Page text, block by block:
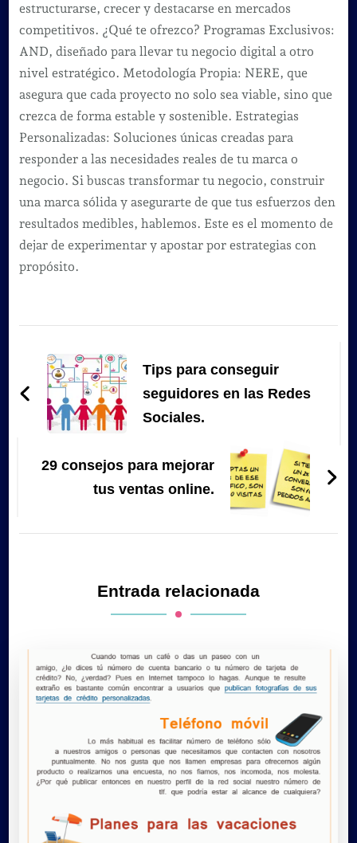
estructurarse, crecer y destacarse en mercados
competitivos. ¿Qué te ofrezco? Programas Exclusivos:
AND, diseñado para llevar tu negocio digital a otro
nivel estratégico. Metodología Propia: NERE, que
asegura que cada proyecto no solo sea viable, sino que
crezca de forma estable y sostenible. Estrategias
Personalizadas: Soluciones únicas creadas para
responder a las necesidades reales de tu marca o
negocio. Si buscas transformar tu negocio, construir
una marca sólida y asegurarte de que tus esfuerzos den
resultados medibles, hablemos. Este es el momento de
dejar de experimentar y apostar por estrategias con
propósito.
de
entradas
Tips para conseguir
seguidores en las Redes
Sociales.
29 consejos para mejorar
tus ventas online.
Entrada relacionada